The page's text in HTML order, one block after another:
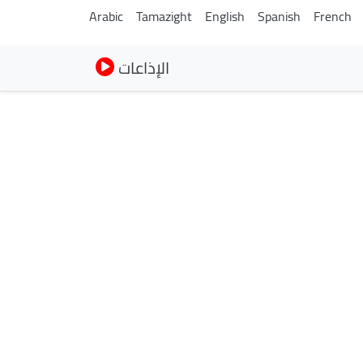
Arabic Tamazight English Spanish French
الإذاعات